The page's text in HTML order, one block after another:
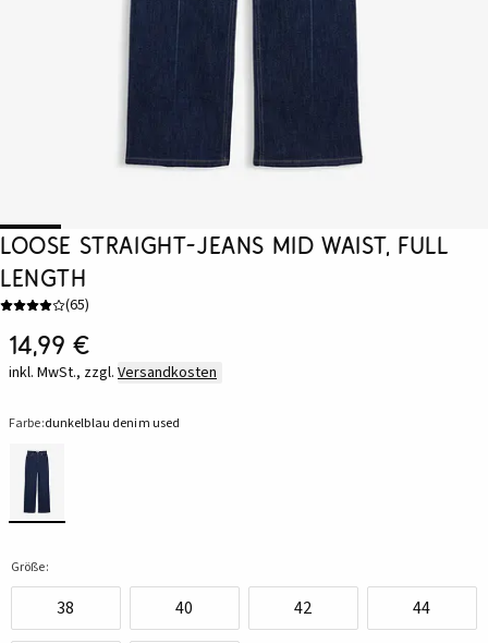
Loose Straight-Jeans Mid Waist, Full
Length
(65)
14,99 €
inkl. MwSt., zzgl. Versandkosten
Farbe:dunkelblau denim used
Größe:
38 40 42 44